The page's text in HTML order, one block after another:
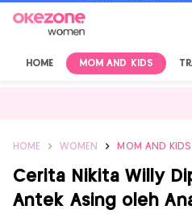
HOME MOM AND KIDS
HOME WOMEN MOM AND KIDS
Cerita Nikita Willy
Antek Asing oleh